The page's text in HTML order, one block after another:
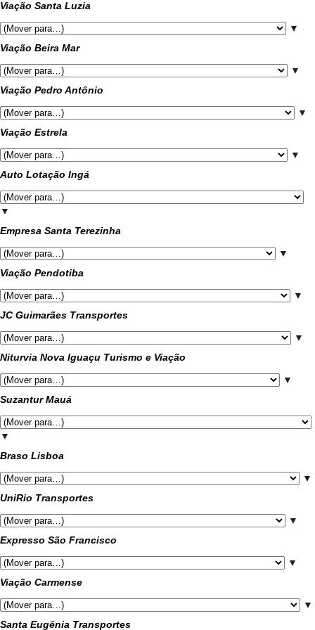
Viação Santa Luzia
▼
Viação Beira Mar
▼
Viação Pedro Antônio
▼
Viação Estrela
▼
Auto Lotação Ingá
▼
Empresa Santa Terezinha
▼
Viação Pendotiba
▼
JC Guimarães Transportes
▼
Niturvia Nova Iguaçu Turismo e Viação
▼
Suzantur Mauá
▼
Braso Lisboa
▼
UniRio Transportes
▼
Expresso São Francisco
▼
Viação Carmense
▼
Santa Eugênia Transportes